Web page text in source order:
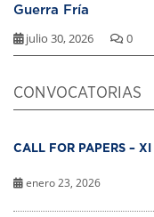
Guerra Fría
julio 30, 2026 0
CONVOCATORIAS
CALL FOR PAPERS –
enero 23, 2026